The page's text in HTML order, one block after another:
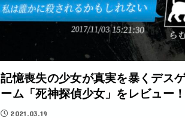
記憶喪失の少女が真実を暴くデス
ーム「死神探偵少女」をレビュー
2021.03.19